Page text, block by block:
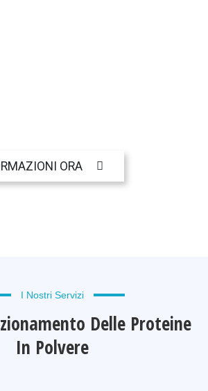
ORA
I Nostri Servizi
Delle Proteine
In Polvere